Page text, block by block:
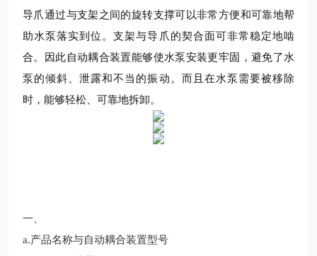
导爪通过与支架之间的旋转支撑可以非常方便和可靠地帮
助水泵落实到位。支架与导爪的契合面可非常稳定地啮
合。因此自动耦合装置能够使水泵安装更牢固，避免了水
泵的倾斜、泄露和不当的振动。而且在水泵需要被移除
时，能够轻松、可靠地拆卸。
一、
a.产品名称与自动耦合装置型号